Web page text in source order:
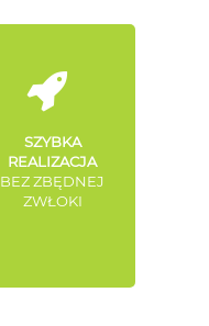
SZYBKA
REALIZACJA
BEZ ZBĘDNEJ
ZWŁOKI